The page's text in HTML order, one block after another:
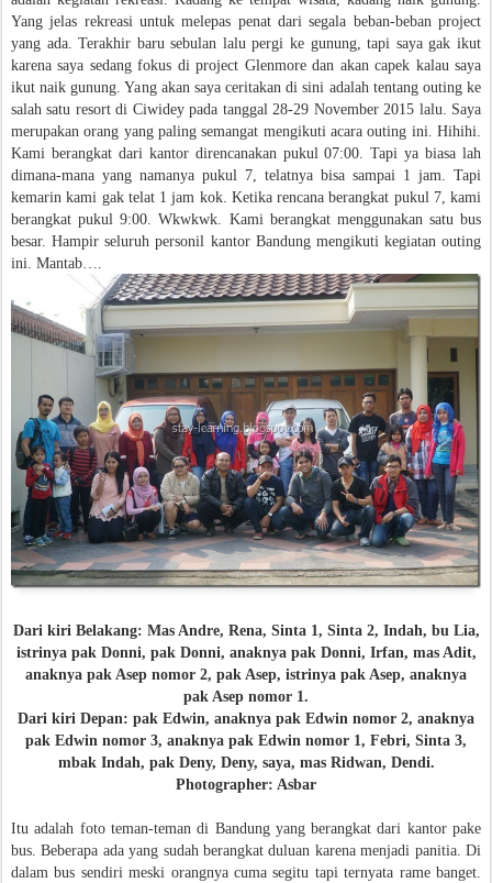
Yang jelas rekreasi untuk melepas penat dari segala beban-beban project
yang ada. Terakhir baru sebulan lalu pergi ke gunung, tapi saya gak ikut
karena saya sedang fokus di project Glenmore dan akan capek kalau saya
ikut naik gunung. Yang akan saya ceritakan di sini adalah tentang outing ke
salah satu resort di Ciwidey pada tanggal 28-29 November 2015 lalu. Saya
merupakan orang yang paling semangat mengikuti acara outing ini. Hihihi.
Kami berangkat dari kantor direncanakan pukul 07:00. Tapi ya biasa lah
dimana-mana yang namanya pukul 7, telatnya bisa sampai 1 jam. Tapi
kemarin kami gak telat 1 jam kok. Ketika rencana berangkat pukul 7, kami
berangkat pukul 9:00. Wkwkwk. Kami berangkat menggunakan satu bus
besar. Hampir seluruh personil kantor Bandung mengikuti kegiatan outing
ini. Mantab….
Dari kiri Belakang: Mas Andre, Rena, Sinta 1, Sinta 2, Indah, bu Lia,
istrinya pak Donni, pak Donni, anaknya pak Donni, Irfan, mas Adit,
anaknya pak Asep nomor 2, pak Asep, istrinya pak Asep, anaknya
pak Asep nomor 1.
Dari kiri Depan: pak Edwin, anaknya pak Edwin nomor 2, anaknya
pak Edwin nomor 3, anaknya pak Edwin nomor 1, Febri, Sinta 3,
mbak Indah, pak Deny, Deny, saya, mas Ridwan, Dendi.
Photographer: Asbar
Itu adalah foto teman-teman di Bandung yang berangkat dari kantor pake
bus. Beberapa ada yang sudah berangkat duluan karena menjadi panitia. Di
dalam bus sendiri meski orangnya cuma segitu tapi ternyata rame banget.